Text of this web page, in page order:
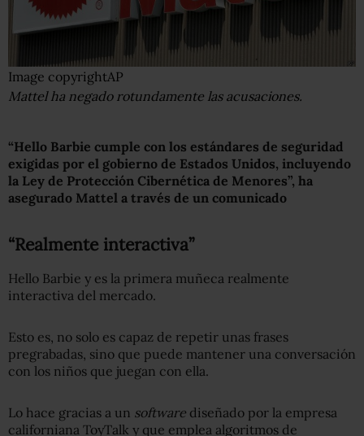
Image copyrightAP
Mattel ha negado rotundamente las acusaciones.
“Hello Barbie cumple con los estándares de seguridad
exigidas por el gobierno de Estados Unidos, incluyendo
la Ley de Protección Cibernética de Menores”, ha
asegurado Mattel a través de un comunicado
“Realmente interactiva”
Hello Barbie y es la primera muñeca realmente
interactiva del mercado.
Esto es, no solo es capaz de repetir unas frases
pregrabadas, sino que puede mantener una conversación
con los niños que juegan con ella.
Lo hace gracias a un software diseñado por la empresa
californiana ToyTalk y que emplea algoritmos de